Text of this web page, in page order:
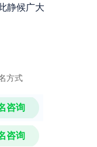
静候广大
方式
咨询
咨询